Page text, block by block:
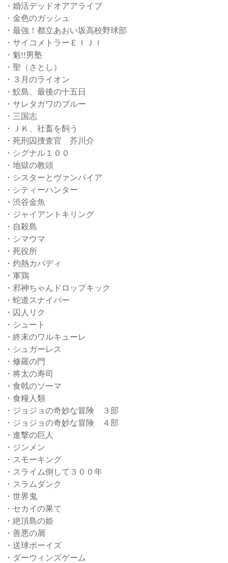
・婚活デッドオアアライブ
・金色のガッシュ
・最強！都立あおい坂高校野球部
・サイコメトラーＥＩＪＩ
・魁!!男塾
・聖（さとし）
・３月のライオン
・鮫島、最後の十五日
・サレタガワのブルー
・三国志
・ＪＫ、社畜を飼う
・死刑囚捜査官 芥川介
・シグナル１００
・地獄の教頭
・シスターとヴァンパイア
・シティーハンター
・渋谷金魚
・ジャイアントキリング
・自殺島
・シマウマ
・死役所
・灼熱カバディ
・軍鶏
・邪神ちゃんドロップキック
・蛇道スナイパー
・囚人リク
・シュート
・終末のワルキューレ
・シュガーレス
・修羅の門
・将太の寿司
・食戟のソーマ
・食糧人類
・ジョジョの奇妙な冒険 ３部
・ジョジョの奇妙な冒険 ４部
・進撃の巨人
・ジンメン
・スモーキング
・スライム倒して３００年
・スラムダンク
・世界鬼
・セカイの果て
・絶頂島の姫
・善悪の屑
・送球ボーイズ
・ダーウィンズゲーム